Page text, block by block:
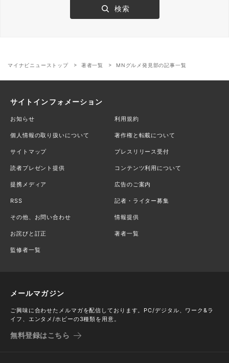
マイナビニューストップ 著者一覧 MNグルメ発見部の記事一覧
サイトインフォメーション
お知らせ 利用規約
個人情報の取り扱いについて 著作権と転載について
サイトマップ プレスリリース受付
読者プレゼント提供 コンテンツ利用について
提携メディア 広告のご案内
RSS 記者・ライター募集
その他、お問い合わせ 情報提供
お詫びと訂正 著者一覧
監修者一覧
メールマガジン
ご興味に合わせたメルマガを配信しております。PC/デジタル、ワーク&ラ
イフ、エンタメ/ホビーの3種類を用意。
無料登録はこちら